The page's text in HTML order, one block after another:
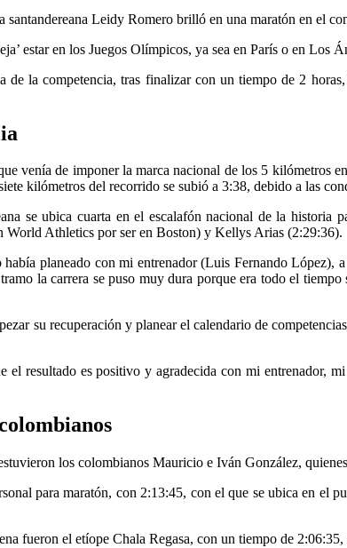
santandereana Leidy Romero brilló en una maratón en el
estar en los Juegos Olímpicos, ya sea en París o en Los
de la competencia, tras finalizar con un tiempo de 2
venía de imponer la marca nacional de los 5 kilómetros
kilómetros del recorrido se subió a 3:38, debido a las
se ubica cuarta en el escalafón nacional de la
World Athletics por ser en Boston) y Kellys Arias (2:29:36).
planeado con mi entrenador (Luis Fernando López),
la carrera se puso muy dura porque era todo el
su recuperación y planear el calendario de
el resultado es positivo y agradecida con mi entrenador,
los colombianos Mauricio e Iván González,
para maratón, con 2:13:45, con el que se ubica en el
fueron el etíope Chala Regasa, con un tiempo de